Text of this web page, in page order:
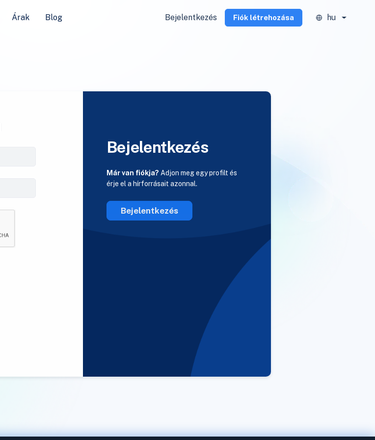
Árak Blog Bejelentkezés Fiók létrehozása hu
Bejelentkezés
Már van fiókja? Adjon meg egy profilt és
érje el a hírforrásait azonnal.
Bejelentkezés